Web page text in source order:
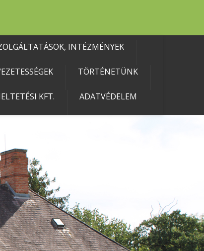
INTÉZMÉNYEK
TÖRTÉNETÜNK
KFT. ADATVÉDELEM